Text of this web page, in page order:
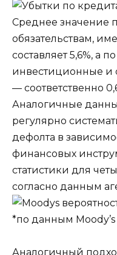
Среднее значение
обязательствам,
составляет 5,6%, а
инвестиционные и
— соответственно
Аналогичные
регулярно
дефолта в
финансовых
статистики для
согласно данным
*по данным Moody’s
Аналогичный